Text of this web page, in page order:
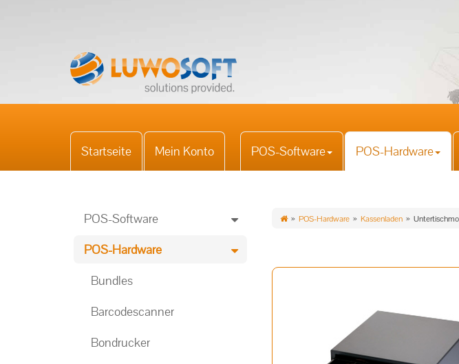
Startseite Mein Konto POS-Software POS-Hardware
POS-Hardware Kassenladen
POS-Software
POS-Hardware
Bundles
Barcodescanner
Bondrucker